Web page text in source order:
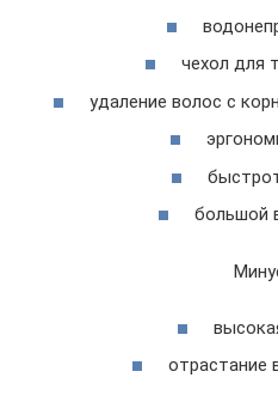
чехол для
удаление волос с
большой
отрастание